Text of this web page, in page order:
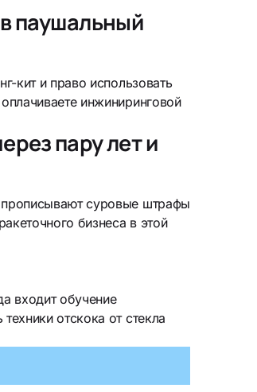
паушальный
кит и право использовать
инжиниринговой
пару лет и
прописывают суровые штрафы
бизнеса в этой
входит обучение
отскока от стекла